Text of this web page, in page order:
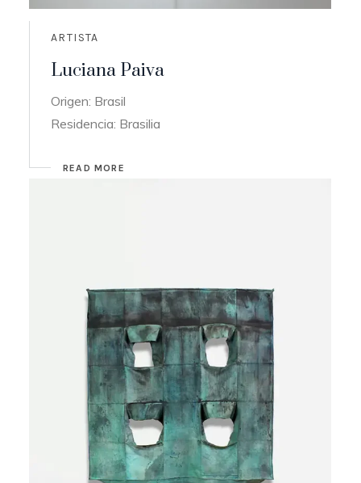
ARTISTA
Luciana Paiva
Origen: Brasil
Residencia: Brasilia
READ MORE